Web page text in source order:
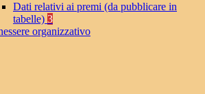
Dati relativi ai premi (da pubblicare in
tabelle) 3
organizzativo